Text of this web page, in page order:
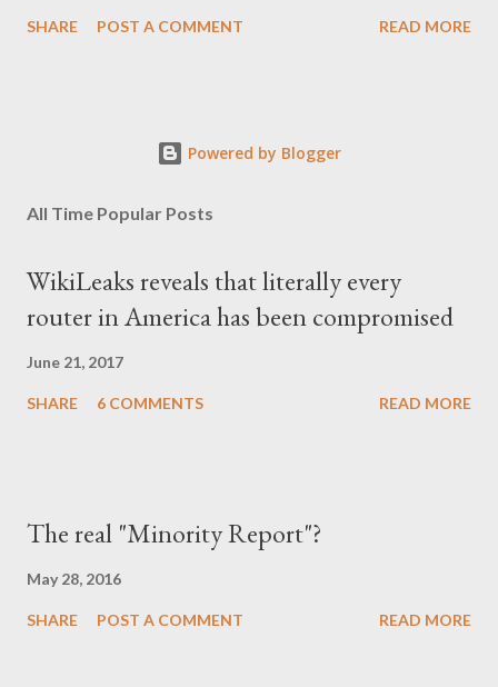
SHARE POST A COMMENT READ MORE
Powered by Blogger
All Time Popular Posts
WikiLeaks reveals that literally every
router in America has been compromised
June 21, 2017
SHARE 6 COMMENTS READ MORE
The real "Minority Report"?
May 28, 2016
SHARE POST A COMMENT READ MORE